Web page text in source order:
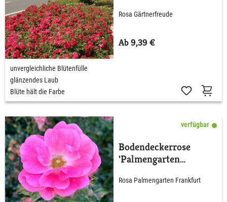
Rosa Gärtnerfreude
Ab 9,39 €
unvergleichliche Blütenfülle
glänzendes Laub
Blüte hält die Farbe
verfügbar
Bodendeckerrose
'Palmengarten
Rose
Rosa Palmengarten Frankfurt